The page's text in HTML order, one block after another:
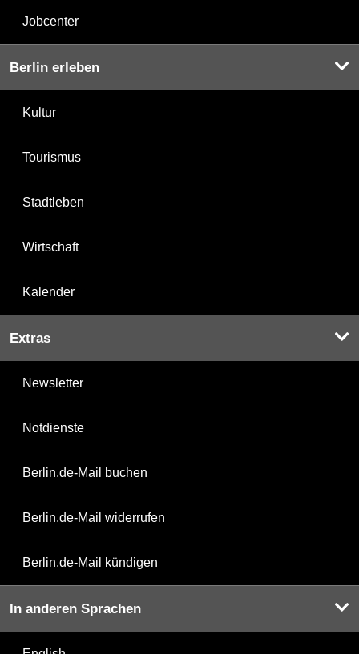
Jobcenter
Berlin erleben
Kultur
Tourismus
Stadtleben
Wirtschaft
Kalender
Extras
Newsletter
Notdienste
Berlin.de-Mail buchen
Berlin.de-Mail widerrufen
Berlin.de-Mail kündigen
In anderen Sprachen